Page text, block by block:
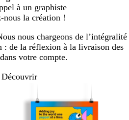
à un graphiste
nous la création !
nous chargeons de l’intégralité
: de la réflexion à la livraison des
votre compte.
Découvrir